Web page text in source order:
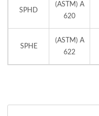
SPHD
(ASTM) A
620
SPHE
(ASTM) A
622